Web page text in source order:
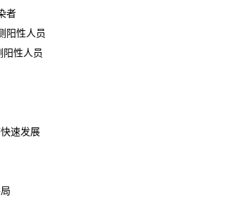
者
阳性人员
性人员
速发展